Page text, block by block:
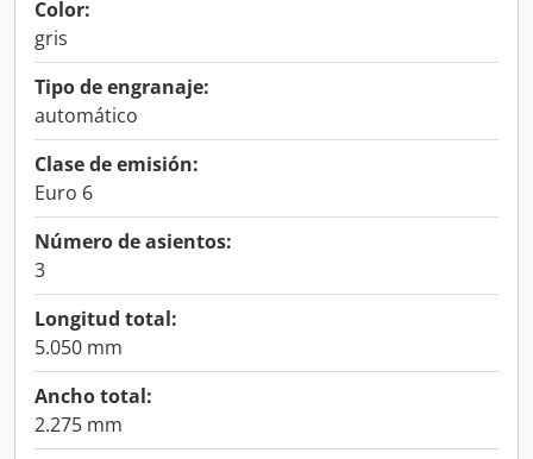
Color:
gris
Tipo de engranaje:
automático
Clase de emisión:
Euro 6
Número de asientos:
3
Longitud total:
5.050 mm
Ancho total:
2.275 mm